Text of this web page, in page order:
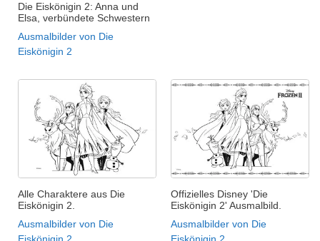
Die Eiskönigin 2: Anna und
Elsa, verbündete Schwestern
Ausmalbilder von Die
Eiskönigin 2
Alle Charaktere aus Die
Eiskönigin 2.
Ausmalbilder von Die
Offizielles Disney 'Die
Eiskönigin 2' Ausmalbild.
Ausmalbilder von Die